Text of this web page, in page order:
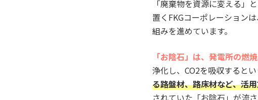
「廃棄物を資源に変える」
置くFKGコーポレーション
組みを進めています。
「お陰石」は、発電所の燃
浄化し、CO2を吸収すると
る路盤材、路床材など、活